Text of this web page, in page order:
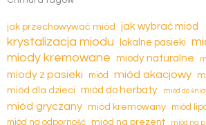
jak przechowywać miód jak wybrać miód
krystalizacja miodu lokalne pasieki
miody kremowane miody naturalne
miody z pasieki miód miód akacjowy
miód dla dzieci miód do herbaty miód do
miód gryczany miód kremowany
miód
miód na odporność miód na prezent miód na